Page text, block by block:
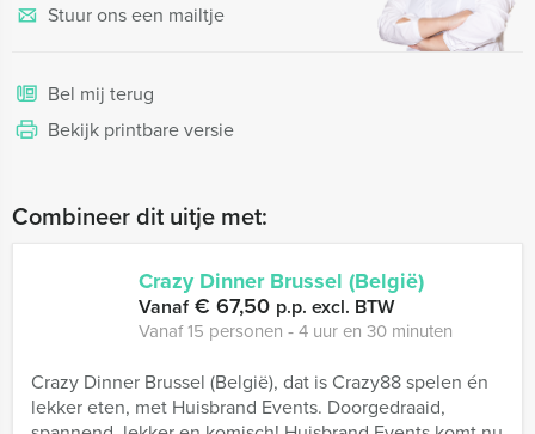
Stuur ons een mailtje
Bel mij terug
Bekijk printbare versie
Combineer dit uitje met:
Crazy Dinner Brussel (België)
Vanaf€ 67,50 p.p. excl. BTW
Vanaf 15 personen ‐ 4 uur en 30 minuten
Crazy Dinner Brussel (België), dat is Crazy88 spelen én
lekker eten, met Huisbrand Events. Doorgedraaid,